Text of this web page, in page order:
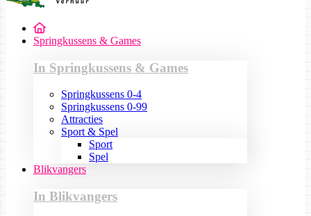
Springkussens & Games
In Springkussens & Games
Springkussens 0-4
Springkussens 0-99
Attracties
Sport & Spel
Sport
Spel
Blikvangers
In Blikvangers